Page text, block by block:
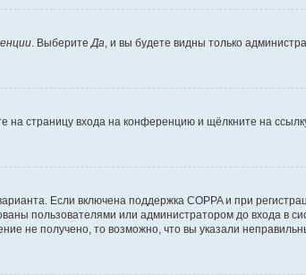
. Выберите Да , и вы будете видны только
на страницу входа на конференцию и щёлкните на
Если включена поддержка COPPA и при
пользователями или администратором до входа в
не получено, то возможно, что вы указали